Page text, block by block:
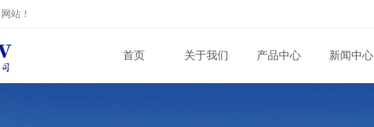
网站！
首页 关于我们 产品中心 新闻中心